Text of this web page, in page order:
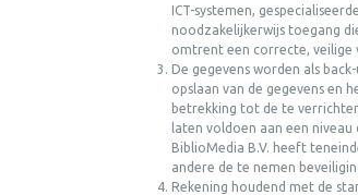
ICT-systemen,
noodzakelijkerwijs toegang
omtrent een correcte, veilige
De gegevens worden als
opslaan van de gegevens en
betrekking tot de te
laten voldoen aan een
BiblioMedia B.V. heeft
andere de te nemen
Rekening houdend met de